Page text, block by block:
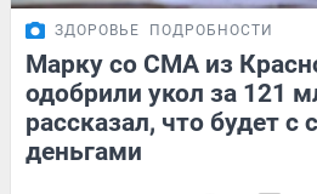
ЗДОРОВЬЕ ПОДРОБНОСТИ
Марку со СМА из
одобрили укол за 121
рассказал, что будет
деньгами